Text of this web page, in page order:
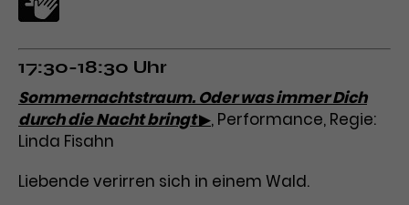
17:30-18:30 Uhr
Sommernachtstraum. Oder was immer Dich
durch die Nacht bringt▶, Performance, Regie:
Linda Fisahn
Liebende verirren sich in einem Wald.